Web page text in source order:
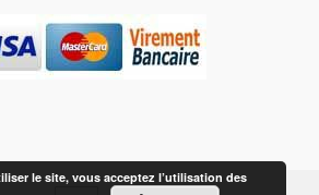
le site, vous acceptez l’utilisation des